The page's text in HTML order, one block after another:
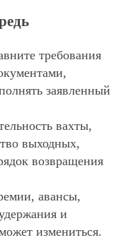
требования
заявленный
вахты,
выходных,
возвращения
авансы,
и
измениться.